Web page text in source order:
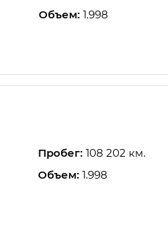
Объем: 1.998
Пробег: 108 202 км.
Объем: 1.998